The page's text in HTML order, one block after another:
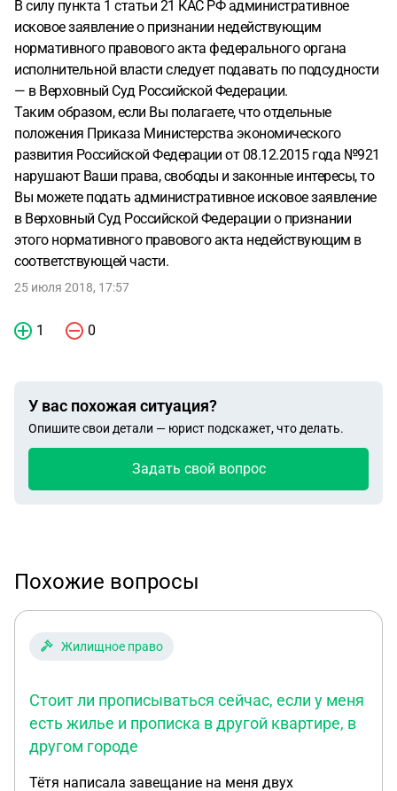
В силу пункта 1 статьи 21 КАС РФ административное
исковое заявление о признании недействующим
нормативного правового акта федерального органа
исполнительной власти следует подавать по подсудности
— в Верховный Суд Российской Федерации.
Таким образом, если Вы полагаете, что отдельные
положения Приказа Министерства экономического
развития Российской Федерации от 08.12.2015 года №921
нарушают Ваши права, свободы и законные интересы, то
Вы можете подать административное исковое заявление
в Верховный Суд Российской Федерации о признании
этого нормативного правового акта недействующим в
соответствующей части.
25 июля 2018, 17:57
1 0
У вас похожая ситуация?
Опишите свои детали — юрист подскажет, что делать.
Задать свой вопрос
Похожие вопросы
Жилищное право
Стоит ли прописываться сейчас, если у меня
есть жилье и прописка в другой квартире, в
другом городе
Тётя написала завещание на меня двух